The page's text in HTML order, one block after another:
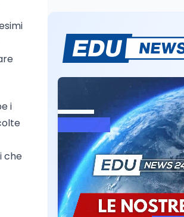
i
che
Volontariato,
l’intesa
Ministero del
CSVnet ETS
Scuola5 ago
Il Ministro della
Zangrillo in
"12 miliardi per
e la sicurezza
scuole con
Scuola5 ago
Il Ministro
incontrato due
palestinesi giunti
Gaza che hanno